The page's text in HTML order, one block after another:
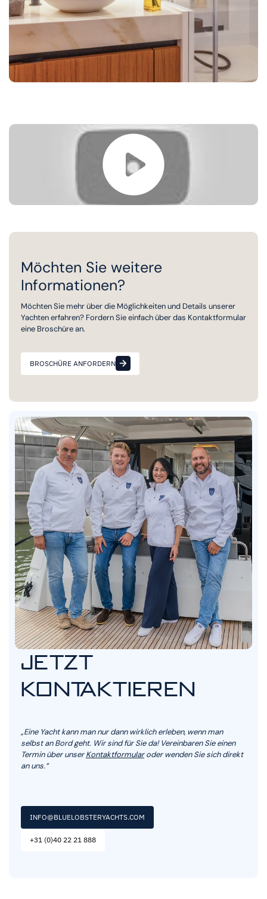
Möchten Sie weitere
Informationen?
Möchten Sie mehr über die Möglichkeiten und Details unserer
Yachten erfahren? Fordern Sie einfach über das Kontaktformular
eine Broschüre an.
BROSCHÜRE ANFORDERN
JETZT
KONTAKTIEREN
„Eine Yacht kann man nur dann wirklich erleben, wenn man
selbst an Bord geht. Wir sind für Sie da! Vereinbaren Sie einen
Termin über unserKontaktformularoder wenden Sie sich direkt
an uns.“
INFO@BLUELOBSTERYACHTS.COM
+31 (0)40 22 21 888